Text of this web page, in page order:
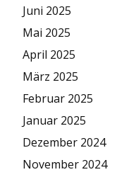
Juni 2025
Mai 2025
April 2025
März 2025
Februar 2025
Januar 2025
Dezember 2024
November 2024